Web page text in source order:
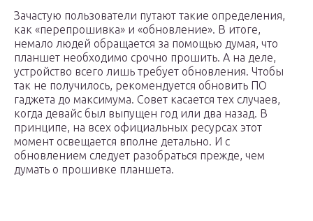
Зачастую пользователи путают такие определения,
как «перепрошивка» и «обновление». В итоге,
немало людей обращается за помощью думая, что
планшет необходимо срочно прошить. А на деле,
устройство всего лишь требует обновления. Чтобы
так не получилось, рекомендуется обновить ПО
гаджета до максимума. Совет касается тех случаев,
когда девайс был выпущен год или два назад. В
принципе, на всех официальных ресурсах этот
момент освещается вполне детально. И с
обновлением следует разобраться прежде, чем
думать о прошивке планшета.